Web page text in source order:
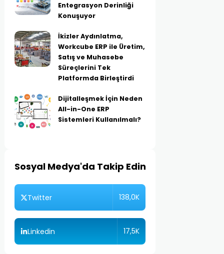
Entegrasyon Derinliği
Konuşuyor
İkizler Aydınlatma,
Workcube ERP ile Üretim,
Satış ve Muhasebe
Süreçlerini Tek
Platformda Birleştirdi
Dijitalleşmek İçin Neden
All-in-One ERP
Sistemleri Kullanılmalı?
Sosyal Medya'da Takip Edin
Twitter 138,0K
Linkedin 17,5K